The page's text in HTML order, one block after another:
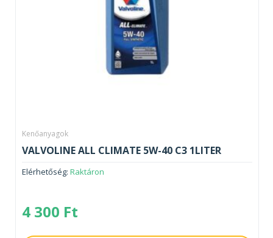
Kenőanyagok
VALVOLINE ALL CLIMATE 5W-40 C3 1LITER
Elérhetőség: Raktáron
4 300 Ft